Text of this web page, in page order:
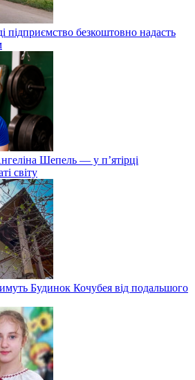
підприємство безкоштовно надасть
Шепель — у п’ятірці
світу
Будинок Кочубея від подальшого